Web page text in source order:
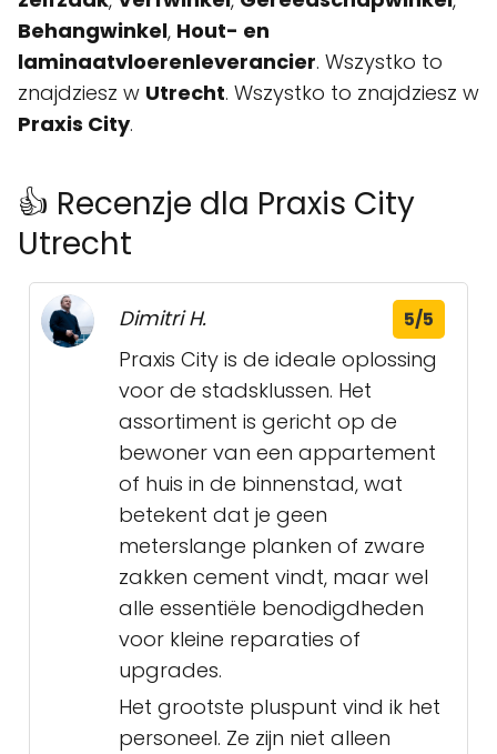
Behangwinkel, Hout- en
laminaatvloerenleverancier. Wszystko to
znajdziesz w Utrecht. Wszystko to znajdziesz w
Praxis City.
👍 Recenzje dla Praxis City
Utrecht
Dimitri H. 5/5
Praxis City is de ideale oplossing
voor de stadsklussen. Het
assortiment is gericht op de
bewoner van een appartement
of huis in de binnenstad, wat
betekent dat je geen
meterslange planken of zware
zakken cement vindt, maar wel
alle essentiële benodigdheden
voor kleine reparaties of
upgrades.
Het grootste pluspunt vind ik het
personeel. Ze zijn niet alleen